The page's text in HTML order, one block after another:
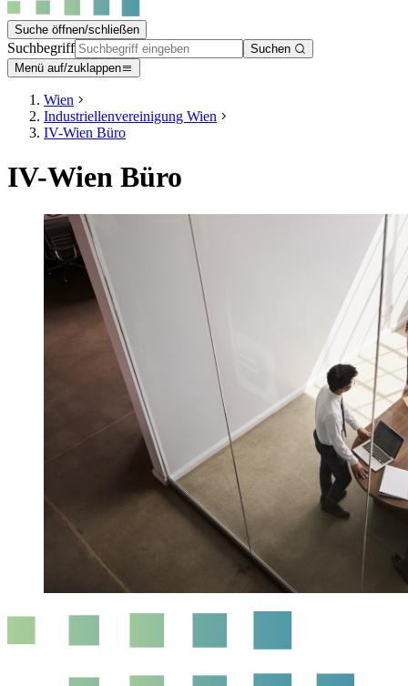
Suche öffnen/schließen
Suchbegriff
Suchen
Menü auf/zuklappen
Wien
Industriellenvereinigung Wien
IV-Wien Büro
IV-Wien Büro